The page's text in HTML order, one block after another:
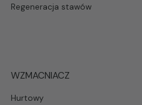
Regeneracja stawów
WZMACNIACZ
Hurtowy